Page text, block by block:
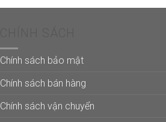
Chính sách bảo mật
Chính sách bán hàng
Chính sách vận chuyển